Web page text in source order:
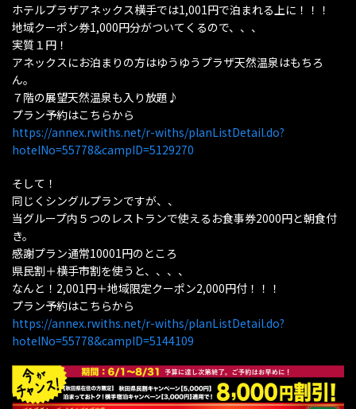
ホテルプラザアネックス横手では1,001円で泊まれる上に！！！
地域クーポン券1,000円分がついてくるので、、、
実質１円！
アネックスにお泊まりの方はゆうゆうプラザ天然温泉はもちろ
ん。
７階の展望天然温泉も入り放題♪
プラン予約はこちらから
https://annex.rwiths.net/r-withs/planListDetail.do?
hotelNo=55778&campID=5129270
そして！
同じくシングルプランですが、、
当グループ内５つのレストランで使えるお食事券2000円と朝食付
き。
感謝プラン通常10001円のところ
県民割＋横手市割を使うと、、、、
なんと！2,001円＋地域限定クーポン2,000円付！！！
プラン予約はこちらから
https://annex.rwiths.net/r-withs/planListDetail.do?
hotelNo=55778&campID=5144109